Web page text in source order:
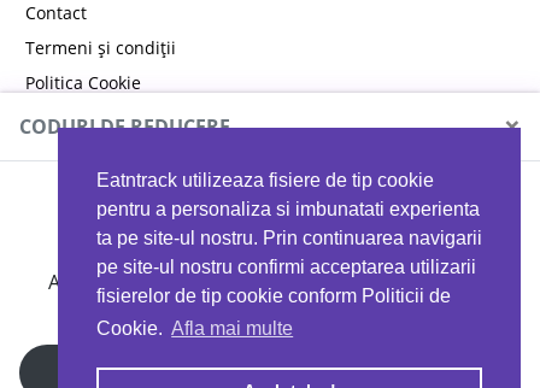
Eatntrack utilizeaza fisiere de tip cookie
pentru a personaliza si imbunatati experienta
ta pe site-ul nostru. Prin continuarea navigarii
pe site-ul nostru confirmi acceptarea utilizarii
fisierelor de tip cookie conform Politicii de
Cookie. Afla mai multe
Contact
Termeni și condiții
Politica Cookie
Politica de confidențialitate
CODURI DE REDUCERE ×
MYPROTEIN
Ai 40%reducere la orice comandă folosind codul
EATTRACK
Profită acum